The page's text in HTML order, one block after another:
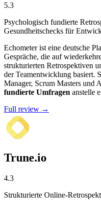
5.3
Psychologisch fundierte
Gesundheitschecks für
Echometer ist eine deutsche
Gespräche, die auf
strukturierten Retrospektiven
der Teamentwicklung basiert.
Manager, Scrum Masters und
fundierte Umfragen anstelle
Full review →
Trune.io
4.3
Strukturierte Online-